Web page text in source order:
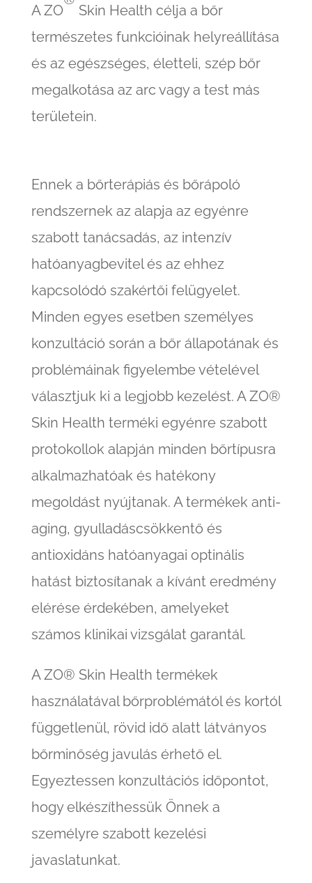
A ZO
Skin Health célja a bőr
természetes funkcióinak helyreállítása
és az egészséges, életteli, szép bőr
megalkotása az arc vagy a test más
területein.
Ennek a bőrterápiás és bőrápoló
rendszernek az alapja az egyénre
szabott tanácsadás, az intenzív
hatóanyagbevitel és az ehhez
kapcsolódó szakértői felügyelet.
Minden egyes esetben személyes
konzultáció során a bőr állapotának és
problémáinak figyelembe vételével
választjuk ki a legjobb kezelést. A ZO®
Skin Health terméki egyénre szabott
protokollok alapján minden bőrtípusra
alkalmazhatóak és hatékony
megoldást nyújtanak. A termékek anti-
aging, gyulladáscsökkentő és
antioxidáns hatóanyagai optinális
hatást biztosítanak a kívánt eredmény
elérése érdekében, amelyeket
számos klinikai vizsgálat garantál.
A ZO® Skin Health termékek
használatával bőrproblémától és kortól
függetlenül, rövid idő alatt látványos
bőrminőség javulás érhető el.
Egyeztessen konzultációs időpontot,
hogy elkészíthessük Önnek a
személyre szabott kezelési
javaslatunkat.